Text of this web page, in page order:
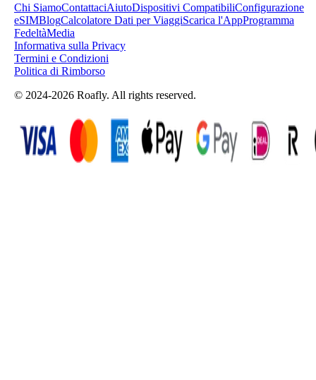
Chi SiamoContattaciAiutoDispositivi CompatibiliConfigurazione
eSIMBlogCalcolatore Dati per ViaggiScarica l'AppProgramma
FedeltàMedia
Informativa sulla Privacy
Termini e Condizioni
Politica di Rimborso
© 2024-2026 Roafly. All rights reserved.